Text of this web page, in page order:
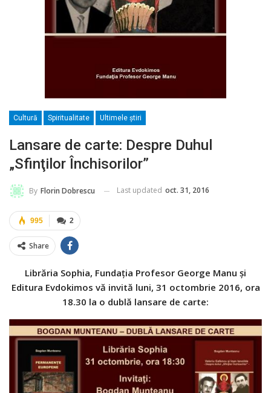
Cultură Spiritualitate Ultimele ştiri
Lansare de carte: Despre Duhul
„Sfinţilor Închisorilor”
By Florin Dobrescu Last updated oct. 31, 2016
2
995
Share
Librăria Sophia, Fundaţia Profesor George Manu şi
Editura Evdokimos vă invită luni, 31 octombrie 2016, ora
18.30 la o dublă lansare de carte: